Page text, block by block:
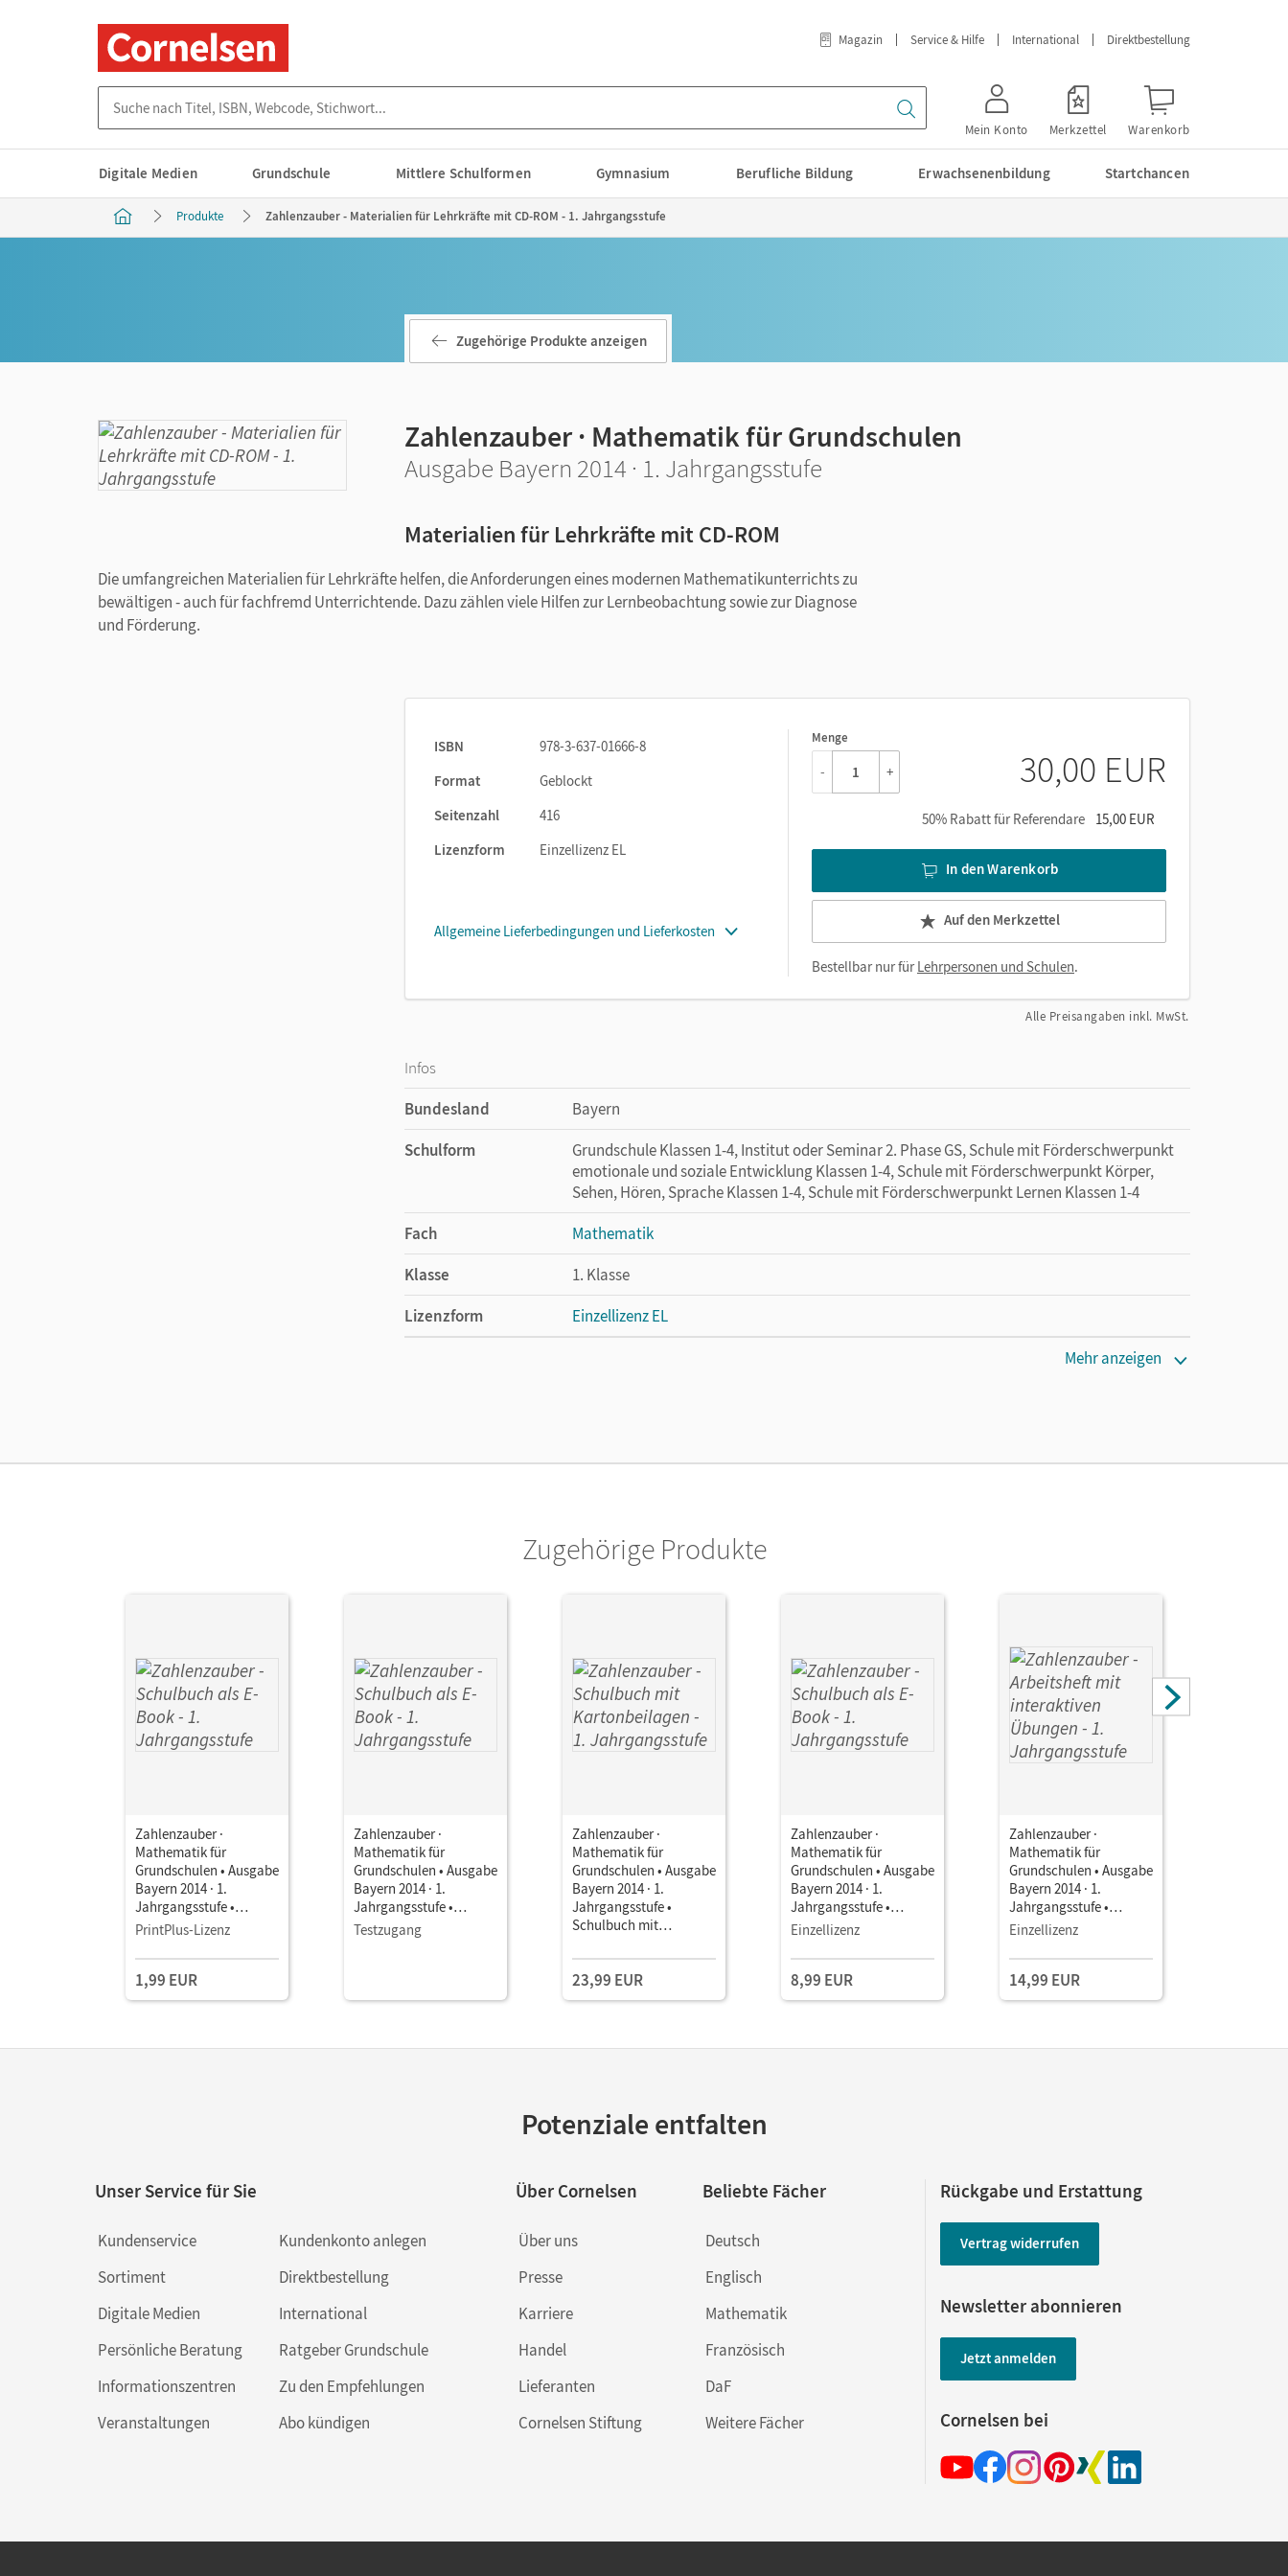
Magazin Service & Hilfe International Direktbestellung
Mein Konto Merkzettel Warenkorb
Digitale Medien Grundschule Mittlere Schulformen Gymnasium Berufliche Bildung Erwachsenenbildung Startchancen
Produkte Zahlenzauber - Materialien für Lehrkräfte mit CD-ROM - 1. Jahrgangsstufe
Zugehörige Produkte anzeigen
Zahlenzauber · Mathematik für Grundschulen
Ausgabe Bayern 2014 · 1. Jahrgangsstufe
Materialien für Lehrkräfte mit CD-ROM
Die umfangreichen Materialien für Lehrkräfte helfen, die Anforderungen eines modernen Mathematikunterrichts zu
bewältigen - auch für fachfremd Unterrichtende. Dazu zählen viele Hilfen zur Lernbeobachtung sowie zur Diagnose
und Förderung.
ISBN
978-3-637-01666-8
Format
Geblockt
Seitenzahl
416
Lizenzform
Einzellizenz EL
Allgemeine Lieferbedingungen und Lieferkosten
Menge
1
- + 30,00 EUR
50% Rabatt für Referendare 15,00 EUR
In den Warenkorb
Auf den Merkzettel
Bestellbar nur fürLehrpersonen und Schulen.
Alle Preisangaben inkl. MwSt.
Infos
Bundesland
Bayern
Schulform
Grundschule Klassen 1-4, Institut oder Seminar 2. Phase GS, Schule mit Förderschwerpunkt
emotionale und soziale Entwicklung Klassen 1-4, Schule mit Förderschwerpunkt Körper,
Sehen, Hören, Sprache Klassen 1-4, Schule mit Förderschwerpunkt Lernen Klassen 1-4
Fach
Mathematik
Klasse
1. Klasse
Lizenzform
Einzellizenz EL
Mehr anzeigen
Zugehörige Produkte
Zahlenzauber ·
Mathematik für
Grundschulen • Ausgabe
Bayern 2014 · 1.
Jahrgangsstufe •
Schulbuch als E-Book
PrintPlus-Lizenz
1,99 EUR
Zahlenzauber ·
Mathematik für
Grundschulen • Ausgabe
Bayern 2014 · 1.
Jahrgangsstufe •
Schulbuch als E-Book
Testzugang
Zahlenzauber ·
Mathematik für
Grundschulen • Ausgabe
Bayern 2014 · 1.
Jahrgangsstufe •
Schulbuch mit
23,99 EUR
Zahlenzauber ·
Mathematik für
Grundschulen • Ausgabe
Bayern 2014 · 1.
Jahrgangsstufe •
Schulbuch als E-Book
Einzellizenz
8,99 EUR
Zahlenzauber ·
Mathematik für
Grundschulen • Ausgabe
Bayern 2014 · 1.
Jahrgangsstufe •
Arbeitsheft mit
Mit CD-ROM und
Lösungsheft
Einzellizenz
14,99 EUR
Potenziale entfalten
Unser Service für Sie
Kundenservice
Sortiment
Digitale Medien
Persönliche Beratung
Informationszentren
Veranstaltungen
Kundenkonto anlegen
Direktbestellung
International
Ratgeber Grundschule
Zu den Empfehlungen
Abo kündigen
Über Cornelsen
Über uns
Presse
Karriere
Handel
Lieferanten
Cornelsen Stiftung
Beliebte Fächer
Deutsch
Englisch
Mathematik
Französisch
DaF
Weitere Fächer
Rückgabe und Erstattung
Vertrag widerrufen
Newsletter abonnieren
Jetzt anmelden
Cornelsen bei